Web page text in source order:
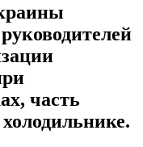
часть